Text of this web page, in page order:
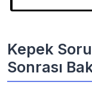
Kepek
Sonrası